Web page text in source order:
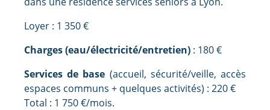
Loyer : 1 350 €
Charges (eau/électricité/entretien) : 180 €
Services de base (accueil, sécurité/veille, accès
espaces communs + quelques activités) : 220 €
Total : 1 750 €/mois.